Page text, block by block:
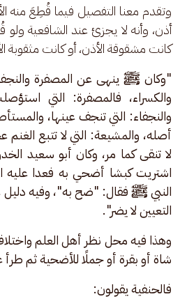
وتقدم معنا التفصيل فيما قُطِعَ منه
أذن، وأنه لا يجزئ عند الشافعية
كانت مشقوقة الأذن، أو كانت مثقوبة
"وكان ﷺ ينهى عن المصفرة
والكسراء، فالمصفرة: التي
والنجفاء: التي تنجف عينها،
أصله، والمشيعة: التي لا تتبع الغنم
لا تنقى كما مر، وكان أبو سعيد
اشتريت كبشا أضحي به فعدا عليه
النبي ﷺ فقال: "ضح به"، وفيه
التعيين لا يضر".
وهذا فيه محل نظر أهل العلم
شاة أو بقرة أو جملًا للأضحية ثم
فالحنفية يقولون: